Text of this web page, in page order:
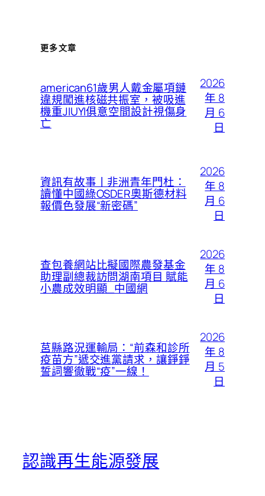
更多文章
american61歲男人戴金屬項鏈
違規闖進核磁共振室，被吸進
機重JIUYI俱意空間設計視傷身
亡
2026
年 8
月 6
日
資訊有故事丨非洲青年門杜：
讀懂中國綠OSDER奧斯德材料
報價色發展“新密碼”
2026
年 8
月 6
日
查包養網站比擬國際農發基金
助理副總裁訪問湖南項目 賦能
小農成效明顯_中國網
2026
年 8
月 6
日
莒縣路況運輸局：“前森和診所
疫苗方”遞交進黨請求，讓錚錚
誓詞響徹戰“疫”一線！
2026
年 8
月 5
日
認識再生能源發展